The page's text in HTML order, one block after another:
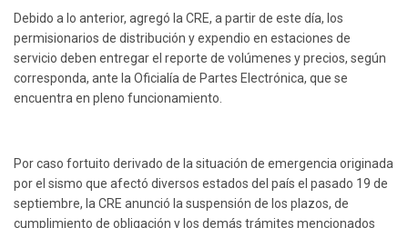
Debido a lo anterior, agregó la CRE, a partir de este día, los
permisionarios de distribución y expendio en estaciones de
servicio deben entregar el reporte de volúmenes y precios, según
corresponda, ante la Oficialía de Partes Electrónica, que se
encuentra en pleno funcionamiento.
Por caso fortuito derivado de la situación de emergencia originada
por el sismo que afectó diversos estados del país el pasado 19 de
septiembre, la CRE anunció la suspensión de los plazos, de
cumplimiento de obligación y los demás trámites mencionados